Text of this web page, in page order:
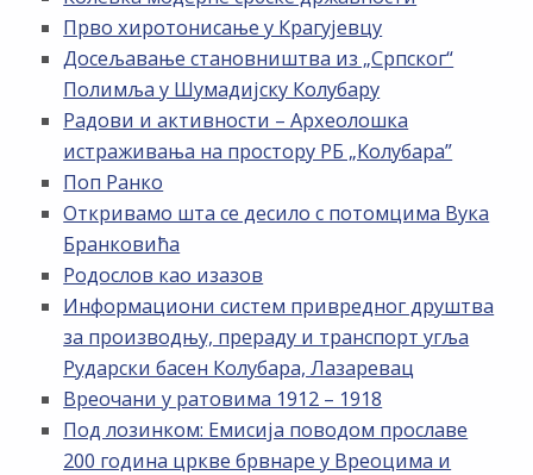
Прво хиротонисање у Крагујевцу
Досељавање становништва из „Српског“
Полимља у Шумадијску Колубару
Радови и активности – Археолошка
истраживања на простору РБ „Kолубара”
Поп Ранко
Откривамо шта се десило с потомцима Вука
Бранковића
Родослов као изазов
Информациони систем привредног друштва
за производњу, прераду и транспорт угља
Рударски басен Колубара, Лазаревац
Вреочани у ратовима 1912 – 1918
Под лозинком: Емисија поводом прославе
200 година цркве брвнаре у Вреоцима и